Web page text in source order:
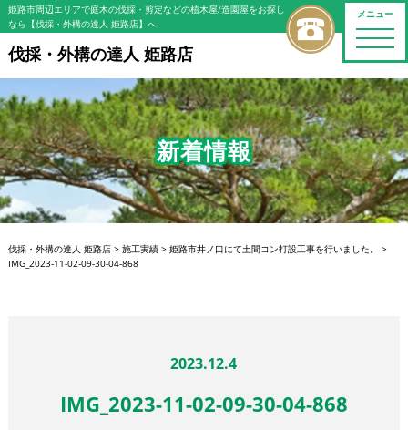
メニュー
toggle
姫路市周辺エリアで庭木の伐採・剪定などの植木屋/造園屋をお探し
なら【伐採・外構の達人 姫路店】へ
伐採・外構の達人 姫路店
新着情報
伐採・外構の達人 姫路店> 施工実績> 姫路市井ノ口にて土間コン打設工事を行いました。
>
IMG_2023-11-02-09-30-04-868
2023.12.4
IMG_2023-11-02-09-30-04-868